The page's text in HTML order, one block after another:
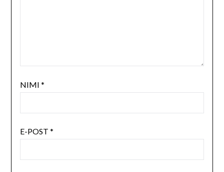
NIMI *
E-POST *